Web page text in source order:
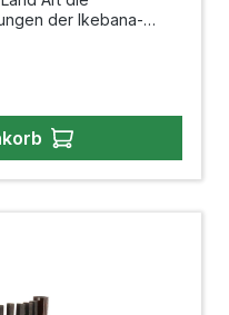
der Ikebana-
Blumenkunst 240 x
mit 200 farbigen